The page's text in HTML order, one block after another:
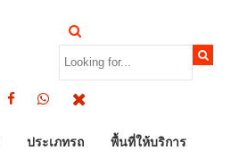
ประเภทรถ พื้นที่ให้บริการ